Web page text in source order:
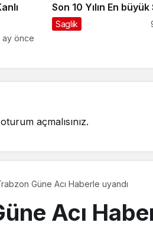
ay önce
Son 10 Yılın En büyük
Saglik
oturum açmalısınız.
Güne Acı Haberle uyandı
Acı